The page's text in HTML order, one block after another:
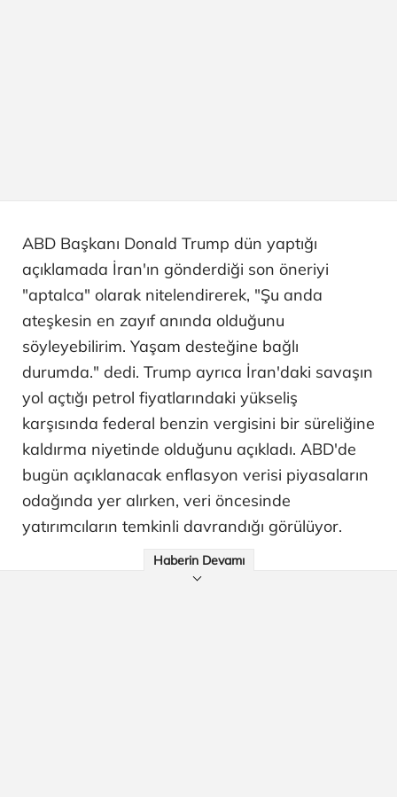
ABD Başkanı Donald Trump dün yaptığı
açıklamada İran'ın gönderdiği son öneriyi
"aptalca" olarak nitelendirerek, "Şu anda
ateşkesin en zayıf anında olduğunu
söyleyebilirim. Yaşam desteğine bağlı
durumda." dedi. Trump ayrıca İran'daki savaşın
yol açtığı petrol fiyatlarındaki yükseliş
karşısında federal benzin vergisini bir süreliğine
kaldırma niyetinde olduğunu açıkladı. ABD'de
bugün açıklanacak enflasyon verisi piyasaların
odağında yer alırken, veri öncesinde
yatırımcıların temkinli davrandığı görülüyor.
Haberin Devamı